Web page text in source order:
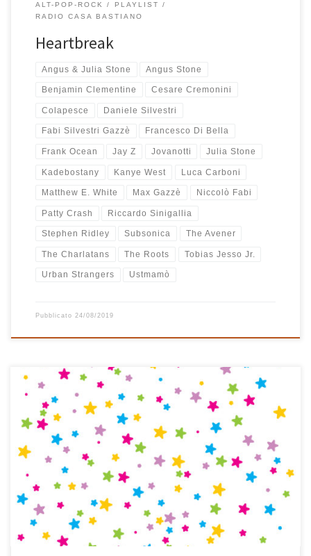
ALT-POP-ROCK
PLAYLIST
RADIO CASA BASTIANO
Heartbreak
Angus & Julia Stone Angus Stone
Benjamin Clementine Cesare Cremonini
Colapesce Daniele Silvestri
Fabi Silvestri Gazzè Francesco Di Bella
Frank Ocean Jay Z Jovanotti Julia Stone
Kadebostany Kanye West Luca Carboni
Matthew E. White Max Gazzè Niccolò Fabi
Patty Crash Riccardo Sinigallia
Stephen Ridley Subsonica The Avener
The Charlatans The Roots Tobias Jesso Jr.
Urban Strangers Ustmamò
Pubblicato 24/08/2019
In tanti anni di playlist natalizie questa è la prima volta che ne
compongo una tutta di musica italiana. E’ nata così, un po’ per
caso, partendo da un brano al pianoforte di Sergio Cammariere
dal titolo Natale in campagna ed è proseguita senza questa
precisa idea in mente fino […]